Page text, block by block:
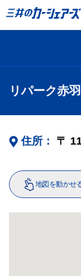
リパーク赤
住所： 〒
地図を動かせ